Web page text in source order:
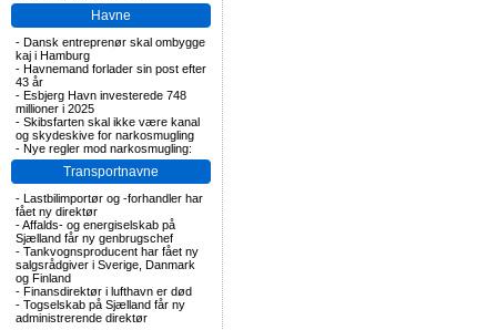
Havne
- Dansk entreprenør skal ombygge
kaj i Hamburg
- Havnemand forlader sin post efter
43 år
- Esbjerg Havn investerede 748
millioner i 2025
- Skibsfarten skal ikke være kanal
og skydeskive for narkosmugling
- Nye regler mod narkosmugling:
Transportnavne
- Lastbilimportør og -forhandler har
fået ny direktør
-Affalds- og energiselskab på
Sjælland får ny genbrugschef
- Tankvognsproducent har fået ny
salgsrådgiver i Sverige, Danmark
og Finland
- Finansdirektør i lufthavn er død
- Togselskab på Sjælland får ny
administrerende direktør